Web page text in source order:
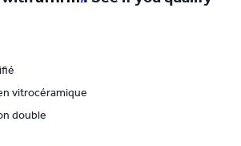
vitrocéramique
double